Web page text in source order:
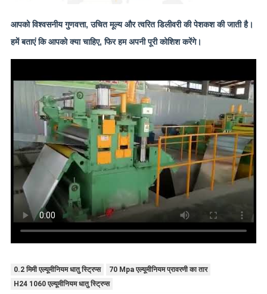
आपको विश्वसनीय गुणवत्ता, उचित मूल्य और त्वरित डिलीवरी की पेशकश की जाती है।
हमें बताएं कि आपको क्या चाहिए, फिर हम अपनी पूरी कोशिश करेंगे।
0.2 मिमी एल्यूमीनियम धातु स्ट्रिप्स
70 Mpa एल्यूमीनियम प्रावरणी का तार
H24 1060 एल्यूमीनियम धातु स्ट्रिप्स